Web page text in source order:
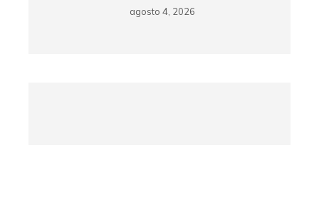
agosto 4, 2026